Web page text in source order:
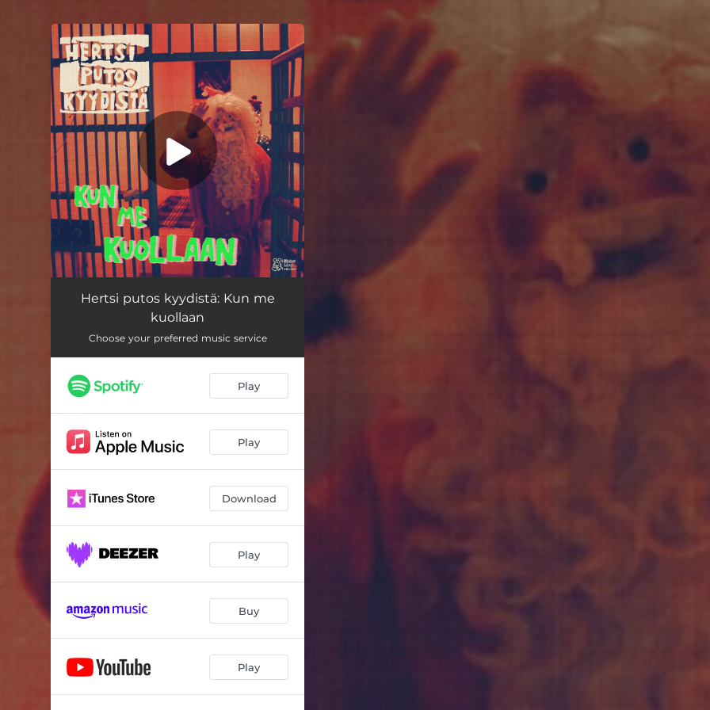
You're all set!
Kun me kuollaan 03:27
Hertsi putos kyydistä: Kun me
kuollaan
Choose your preferred music service
Play
Play
Download
Play
Buy
Play